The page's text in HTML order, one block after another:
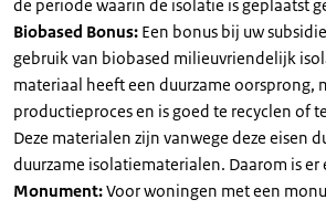
de periode waarin de isolatie is geplaatst
Biobased Bonus: Een bonus bij uw
gebruik van biobased milieuvriendelijk
materiaal heeft een duurzame oorsprong,
productieproces en is goed te recyclen of
Deze materialen zijn vanwege deze eisen
duurzame isolatiematerialen. Daarom is er
Monument:Voor woningen met een